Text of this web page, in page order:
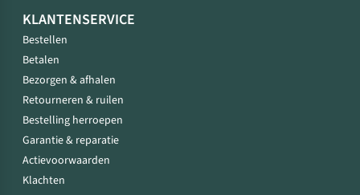
KLANTENSERVICE
Bestellen
Betalen
Bezorgen & afhalen
Retourneren & ruilen
Bestelling herroepen
Garantie & reparatie
Actievoorwaarden
Klachten